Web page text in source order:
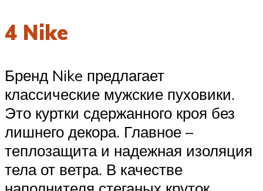
4 Nike
Бренд Nike предлагает
классические мужские пуховики.
Это куртки сдержанного кроя без
лишнего декора. Главное –
теплозащита и надежная изоляция
тела от ветра. В качестве